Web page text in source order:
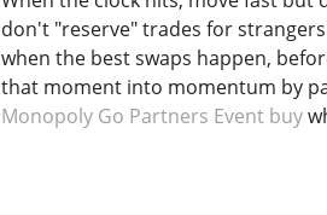
don't "reserve" trades for
when the best swaps happen,
that moment into momentum by
Monopoly Go Partners Event buy